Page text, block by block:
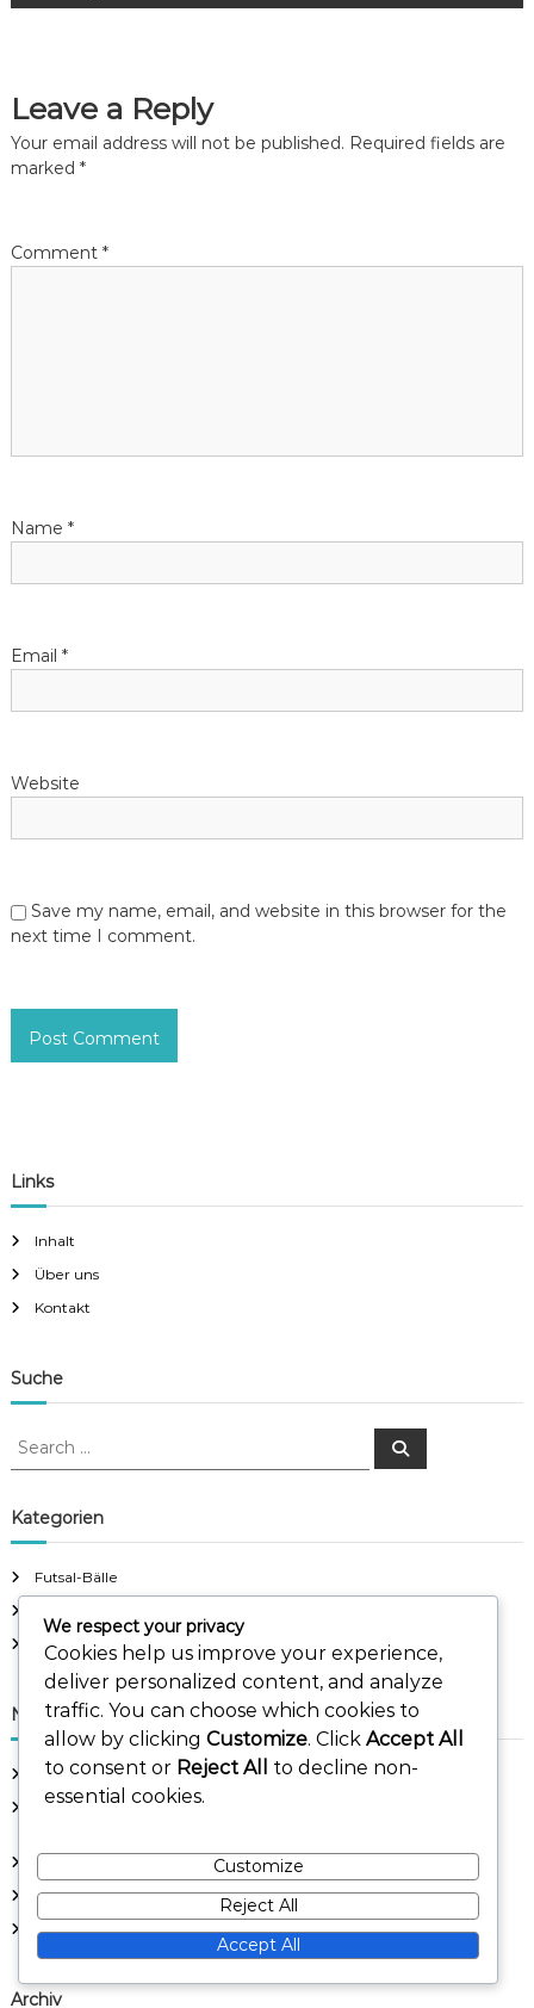
n
v
t
i
Leave a Reply
Your email address will not be published. Required fields are
marked *
Comment *
Name *
Email *
Website
Save my name, email, and website in this browser for the
next time I comment.
Links
Inhalt
Über uns
Kontakt
Suche
S
r
c
f
o
r
S
Kategorien
Futsal-Bälle
Trainingsbälle
Neueste Beiträge
Offizielle Ligaspielbälle: Design, Branding, Geschichte
Training vs Futsal Bälle: Unterschiede, Verwendungen,
Hochsichtbare Futsal-Bälle: Farbe, Design, Verwendung
Anpassbare Futsal-Bälle: Branding, Farben, Logos
Limitierte Auflage Spielbälle: Seltenheit, Wert, Sammlerstück
Archiv
We respect your privacy
Cookies help us improve your experience,
deliver personalized content, and analyze
traffic. You can choose which cookies to
allow by clicking Customize. Click Accept All
to consent or Reject All
to decline non-
essential cookies.
Customize
Reject All
Accept All